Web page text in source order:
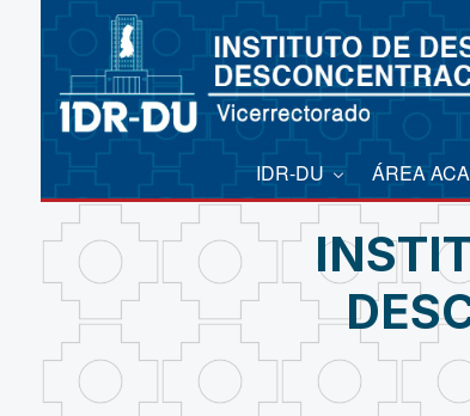
IDR-DU ÁREA